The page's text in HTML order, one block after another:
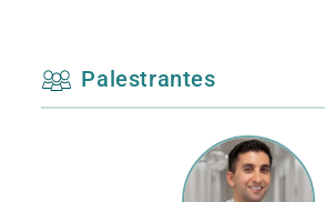
Palestrantes